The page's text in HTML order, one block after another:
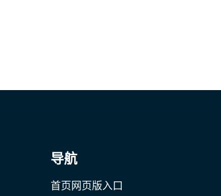
导航
首页网页版入口